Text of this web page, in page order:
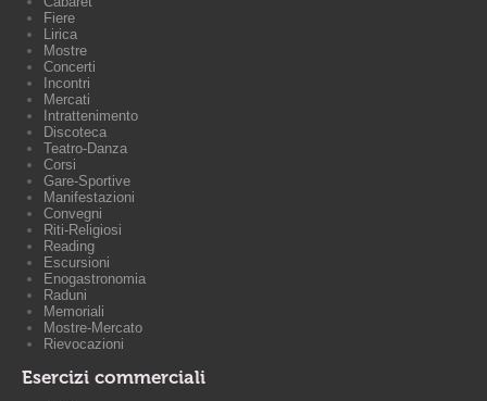
Fiere
Lirica
Mostre
Concerti
Incontri
Mercati
Intrattenimento
Discoteca
Teatro-Danza
Corsi
Gare-Sportive
Manifestazioni
Convegni
Riti-Religiosi
Reading
Escursioni
Enogastronomia
Raduni
Memoriali
Mostre-Mercato
Rievocazioni
Esercizi commerciali